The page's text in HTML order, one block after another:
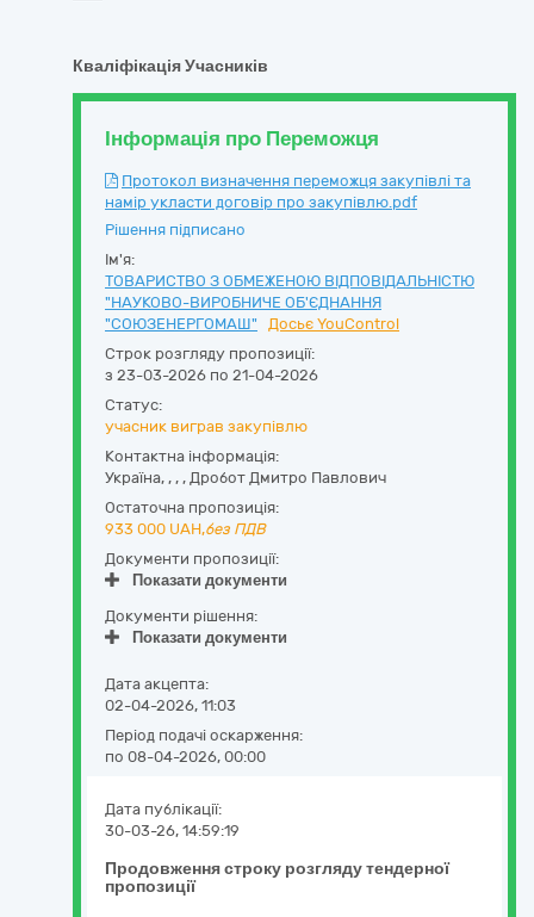
Кваліфікація Учасників
Інформація про Переможця
Протокол визначення переможця закупівлі та
намір укласти договір про закупівлю.pdf
Рішення підписано
Ім'я:
ТОВАРИСТВО З ОБМЕЖЕНОЮ ВІДПОВІДАЛЬНІСТЮ
"НАУКОВО-ВИРОБНИЧЕ ОБ'ЄДНАННЯ
"СОЮЗЕНЕРГОМАШ"
Досьє YouControl
Строк розгляду пропозиції:
з 23-03-2026 по 21-04-2026
Статус:
учасник виграв закупівлю
Контактна інформація:
Україна, , , , Дробот Дмитро Павлович
Остаточна пропозиція:
933 000 UAH,без ПДВ
Документи пропозиції:
Показати документи
Документи рішення:
Показати документи
Дата акцепта:
02-04-2026, 11:03
Період подачі оскарження:
по 08-04-2026, 00:00
Продовження строку розгляду тендерної
пропозиції
Дата публікації:
30-03-26, 14:59:19